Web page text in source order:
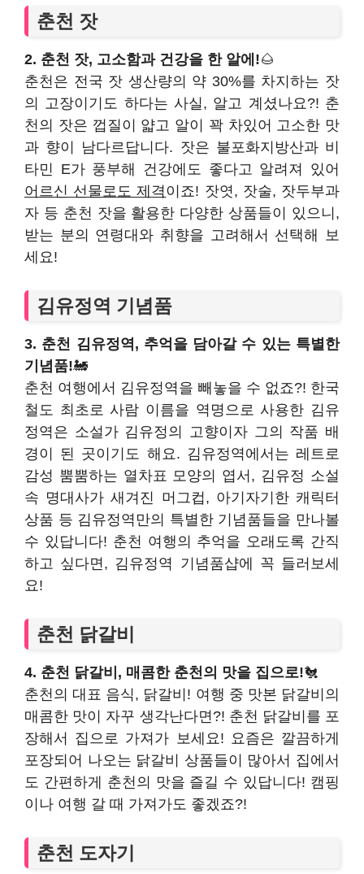
춘천 잣
2. 춘천 잣, 고소함과 건강을 한 알에!🌰
춘천은 전국 잣 생산량의 약 30%를 차지하는 잣
의 고장이기도 하다는 사실, 알고 계셨나요?! 춘
천의 잣은 껍질이 얇고 알이 꽉 차있어 고소한 맛
과 향이 남다르답니다. 잣은 불포화지방산과 비
타민 E가 풍부해 건강에도 좋다고 알려져 있어
어르신 선물로도 제격이죠! 잣엿, 잣술, 잣두부과
자 등 춘천 잣을 활용한 다양한 상품들이 있으니,
받는 분의 연령대와 취향을 고려해서 선택해 보
세요!
김유정역 기념품
3. 춘천 김유정역, 추억을 담아갈 수 있는 특별한
기념품!🚂
춘천 여행에서 김유정역을 빼놓을 수 없죠?! 한국
철도 최초로 사람 이름을 역명으로 사용한 김유
정역은 소설가 김유정의 고향이자 그의 작품 배
경이 된 곳이기도 해요. 김유정역에서는 레트로
감성 뿜뿜하는 열차표 모양의 엽서, 김유정 소설
속 명대사가 새겨진 머그컵, 아기자기한 캐릭터
상품 등 김유정역만의 특별한 기념품들을 만나볼
수 있답니다! 춘천 여행의 추억을 오래도록 간직
하고 싶다면, 김유정역 기념품샵에 꼭 들러보세
요!
춘천 닭갈비
4. 춘천 닭갈비, 매콤한 춘천의 맛을 집으로!🐔
춘천의 대표 음식, 닭갈비! 여행 중 맛본 닭갈비의
매콤한 맛이 자꾸 생각난다면?! 춘천 닭갈비를 포
장해서 집으로 가져가 보세요! 요즘은 깔끔하게
포장되어 나오는 닭갈비 상품들이 많아서 집에서
도 간편하게 춘천의 맛을 즐길 수 있답니다! 캠핑
이나 여행 갈 때 가져가도 좋겠죠?!
춘천 도자기